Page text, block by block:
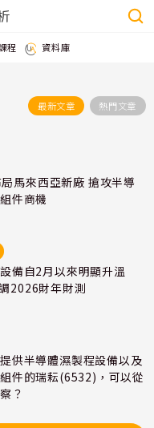
程 資料庫
最新文章 熱門文章
馬來西亞新廠 搶攻半導
件商機
備自2月以來明顯升溫
2026財年財測
供半導體濕製程設備以及
件的瑞耘(6532)，可以從
？